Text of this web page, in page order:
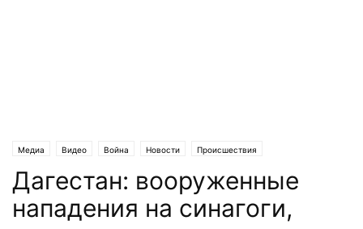
Медиа Видео Война Новости Происшествия
Дагестан: вооруженные
нападения на синагоги,